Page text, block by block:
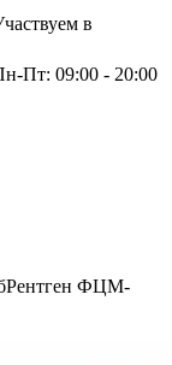
в
Пт: 09:00 - 20:00
ФЦМ-